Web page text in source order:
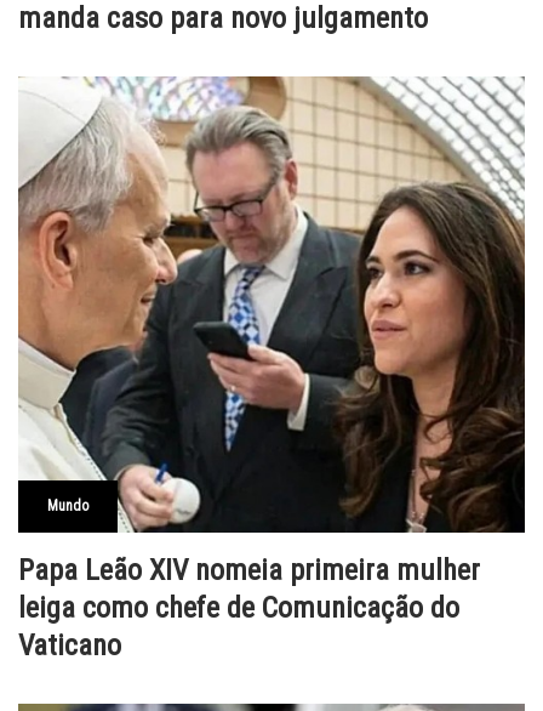
manda caso para novo julgamento
Mundo
Papa Leão XIV nomeia primeira mulher
leiga como chefe de Comunicação do
Vaticano